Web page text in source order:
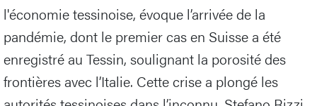
l'économie tessinoise, évoque l’arrivée de la
pandémie, dont le premier cas en Suisse a été
enregistré au Tessin, soulignant la porosité des
frontières avec l’Italie. Cette crise a plongé les